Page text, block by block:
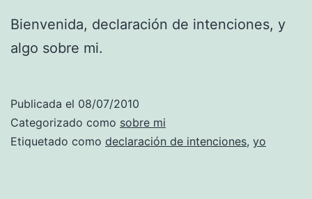
Bienvenida, declaración de intenciones, y
algo sobre mi.
Publicada el 08/07/2010
Categorizado como sobre mi
Etiquetado como declaración de intenciones, yo